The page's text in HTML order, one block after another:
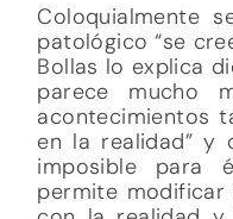
Coloquialmente
patológico “se
Bollas lo explica
parece mucho
acontecimientos
en la realidad”
imposible para
permite modificar